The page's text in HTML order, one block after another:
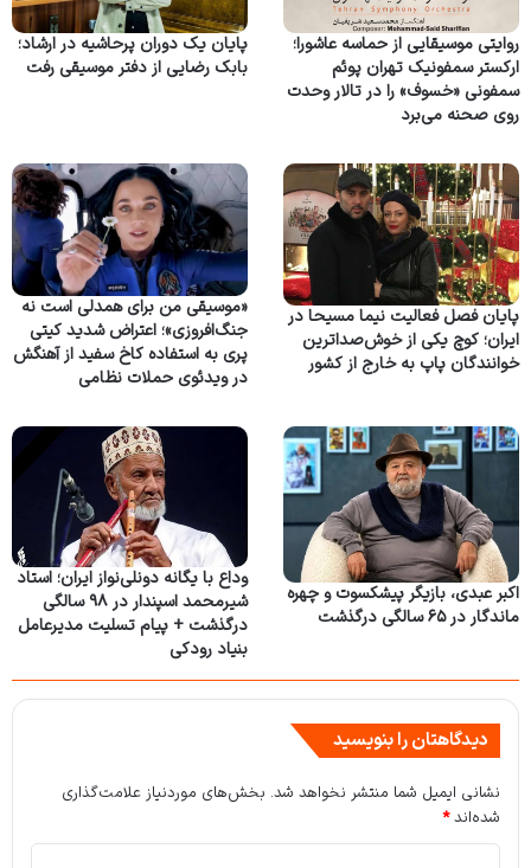
روایتی موسیقایی از حماسه عاشورا؛
ارکستر سمفونیک تهران پوئم
سمفونی «خسوف» را در تالار وحدت
روی صحنه می‌برد
پایان یک دوران پرحاشیه در ارشاد؛
بابک رضایی از دفتر موسیقی رفت
پایان فصل فعالیت نیما مسیحا در
ایران؛ کوچ یکی از خوش‌صداترین
خوانندگان پاپ به خارج از کشور
«موسیقی من برای همدلی است نه
جنگ‌افروزی»؛ اعتراض شدید کیتی
پری به استفاده کاخ سفید از آهنگش
در ویدئوی حملات نظامی
اکبر عبدی، بازیگر پیشکسوت و چهره
ماندگار در ۶۵ سالگی درگذشت
وداع با یگانه دونلی‌نواز ایران؛ استاد
شیرمحمد اسپندار در ۹۸ سالگی
درگذشت + پیام تسلیت مدیرعامل
بنیاد رودکی
دیدگاهتان را بنویسید
نشانی ایمیل شما منتشر نخواهد شد. بخش‌های موردنیاز علامت‌گذاری
شده‌اند*